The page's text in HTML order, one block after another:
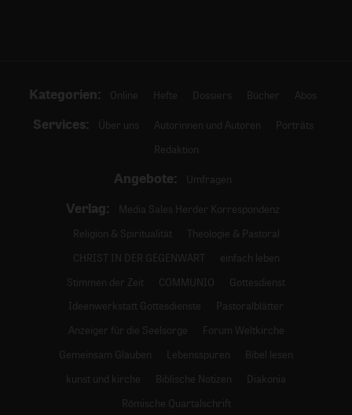
Kategorien: Online Hefte Dossiers Bücher Abos
Services: Über uns Autorinnen und Autoren
Porträts
Redaktion
Angebote: Umfragen
Verlag:
Media Sales Herder Korrespondenz
Religion & Spiritualität
Theologie & Pastoral
CHRIST IN DER GEGENWART
einfach leben
Stimmen der Zeit
COMMUNIO
Gottesdienst
Ideenwerkstatt Gottesdienste
Pastoralblätter
Anzeiger für die Seelsorge
Forum Weltkirche
Gemeinsam Glauben
Lebensspuren
Bibel lesen
kunst und kirche
Biblische Notizen
Diakonia
Römische Quartalschrift